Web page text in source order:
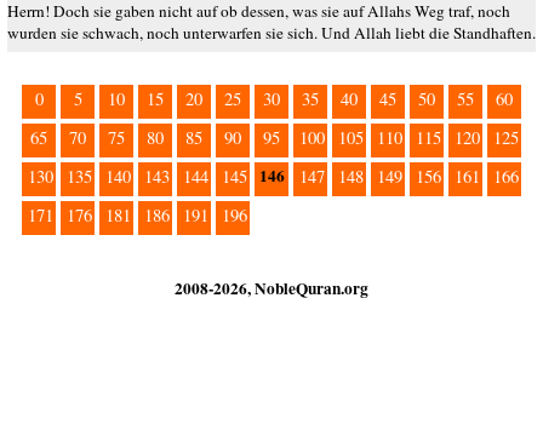
Herrn! Doch sie gaben nicht auf ob dessen, was sie auf Allahs Weg traf, noch
wurden sie schwach, noch unterwarfen sie sich. Und Allah liebt die Standhaften.
0 5 10 15 20 25 30 35 40 45 50 55
60
65
70 75 80 85 90 95 100 105 110 115 120
125
130
135 140 143 144 145 146 147 148 149 156 161
166
171
176 181 186 191 196
2008-2026, NobleQuran.org